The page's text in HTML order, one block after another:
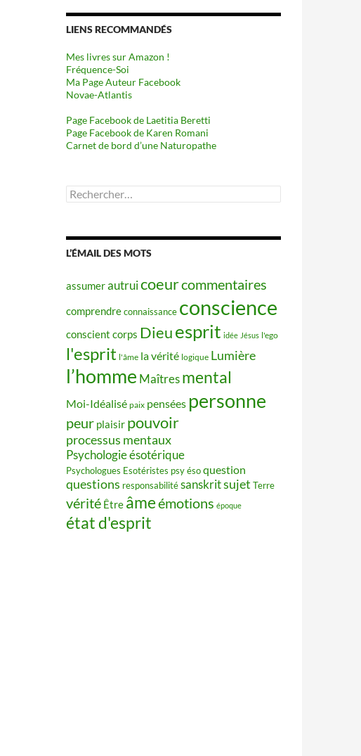
LIENS RECOMMANDÉS
Mes livres sur Amazon !
Fréquence-Soi
Ma Page Auteur Facebook
Novae-Atlantis
Page Facebook de Laetitia Beretti
Page Facebook de Karen Romani
Carnet de bord d’une Naturopathe
Rechercher :
L’ÉMAIL DES MOTS
assumerautruicoeurcommentaires
comprendreconnaissance conscience
conscient corps Dieuesprit idée Jésus l'ego
l'esprit l'âme la vérité logique Lumière
l’homme Maîtres mental
Moi-Idéalisé paix pensées personne
peur plaisir pouvoir
processus mentaux
Psychologie ésotérique
Psychologues Esotéristes psy ésoquestion
questions responsabilitésanskritsujet Terre
vérité Être âmeémotions époque
état d'esprit